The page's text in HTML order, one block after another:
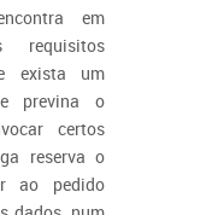
em
requisitos
exista um
previna o
certos
reserva o
ao pedido